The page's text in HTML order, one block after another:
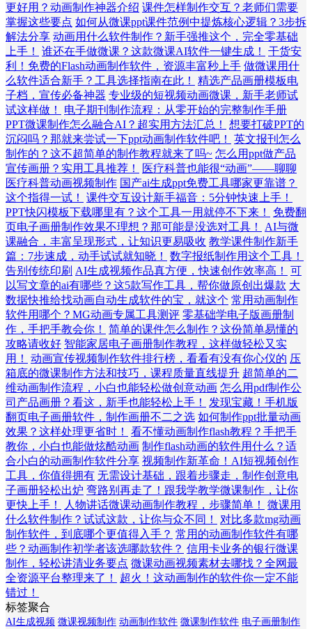
更好用？动画制作神器介绍 课件怎样制作交互？老师们需要
掌握这些要点 如何从微课ppt课件范例中提炼核心逻辑？3步拆
解法分享 动画用什么软件制作？新手强推这个，完全零基础
上手！
谁还在手做微课？这款微课AI软件一键生成！
干货安
利！免费的Flash动画制作软件，资源丰富秒上手 做微课用什
么软件适合新手？工具选择指南在此！
精选产品画册模板电
子档，宣传必备神器 专业级的短视频动画微课，新手老师试
试这样做！
电子期刊制作流程：从零开始的完整制作手册
PPT微课制作怎么融合AI？超实用方法汇总！
想要打破PPT的
沉闷吗？那就来尝试一下ppt动画制作软件吧！
英文报刊怎么
制作的？这不超简单的制作教程就来了吗~ 怎么用ppt做产品
宣传画册？实用工具推荐！
医疗科普也能很“动画”——聊聊
医疗科普动画视频制作 国产ai生成ppt免费工具哪家更靠谱？
这个指得一试！
课件交互设计新手福音：5分钟快速上手！
PPT快闪模板下载哪里有？这个工具一用就停不下来！
免费翻
页电子画册制作效果不理想？那可能是没选对工具！
AI与微
课融合，丰富呈现形式，让知识更易吸收 教学课件制作新手
篇：7步速成，动手试试就知晓！
数字报纸制作用这个工具！
告别传统印刷 AI生成视频作品真方便，快速创作效率高！
可
以写文章的ai有哪些？这5款写作工具，帮你做原创出爆款 大
数据快推给找动画自动生成软件的宝，就这个 常用动画制作
软件用哪个？MG动画专属工具测评 零基础学电子版画册制
作，手把手教会你！
简单的课件怎么制作？这份简单易懂的
攻略请收好 智能家居电子画册制作教程，这样做轻松又实
用！
动画宣传视频制作软件排行榜，看看有没有你心仪的 压
箱底的微课制作方法和技巧，课程质量直线提升 超简单的二
维动画制作流程，小白也能轻松做创意动画 怎么用pdf制作公
司产品画册？看这，新手也能轻松上手！
发现宝藏！手机版
翻页电子画册软件，制作画册不二之选 如何制作ppt批量动画
效果？这样处理更省时！
看不懂动画制作flash教程？手把手
教你，小白也能做炫酷动画 制作flash动画的软件用什么？适
合小白的动画制作软件分享 视频制作新革命！AI短视频创作
工具，你值得拥有 无需设计基础，跟着步骤走，制作创意电
子画册轻松出炉 弯路别再走了！跟我学教学微课制作，让你
更快上手！
人物讲话微课动画制作教程，步骤简单！
微课用
什么软件制作？试试这款，让你与众不同！
对比多款mg动画
制作软件，到底哪个更值得入手？ 常用的动画制作软件有哪
些？动画制作初学者该选哪款软件？ 信用卡业务的银行微课
制作，轻松讲清业务要点 微课动画视频素材去哪找？全网最
全资源平台整理来了！
超火！这动画制作的软件你一定不能
错过！
标签聚合
AI生成视频 微课视频制作 动画制作软件 微课制作软件 电子画册制作